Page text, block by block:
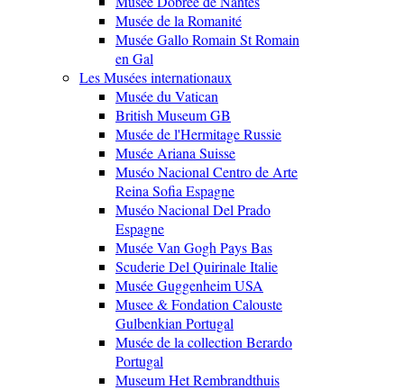
Musée de la Romanité
Musée Gallo Romain St Romain
en Gal
Les Musées internationaux
Musée du Vatican
British Museum GB
Musée de l'Hermitage Russie
Musée Ariana Suisse
Muséo Nacional Centro de Arte
Reina Sofia Espagne
Muséo Nacional Del Prado
Espagne
Musée Van Gogh Pays Bas
Scuderie Del Quirinale Italie
Musée Guggenheim USA
Musee & Fondation Calouste
Gulbenkian Portugal
Musée de la collection Berardo
Portugal
Museum Het Rembrandthuis